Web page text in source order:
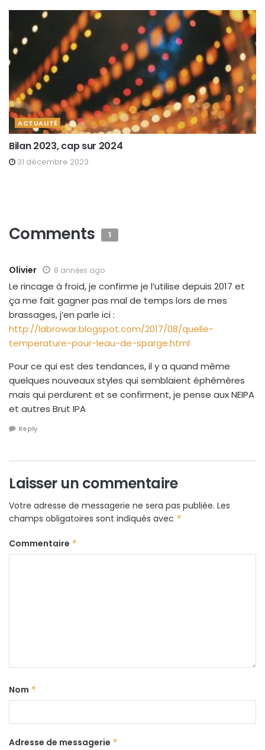
ACTUALITÉ
Bilan 2023, cap sur 2024
31 décembre 2023
Comments 1
Olivier 8 années ago
Le rincage à froid, je confirme je l’utilise depuis 2017 et
ça me fait gagner pas mal de temps lors de mes
brassages, j’en parle ici :
http://labrowar.blogspot.com/2017/08/quelle-
temperature-pour-leau-de-sparge.html
Pour ce qui est des tendances, il y a quand même
quelques nouveaux styles qui semblaient éphémères
mais qui perdurent et se confirment, je pense aux NEIPA
et autres Brut IPA
Reply
Laisser un commentaire
Votre adresse de messagerie ne sera pas publiée. Les
champs obligatoires sont indiqués avec *
Commentaire *
Nom *
Adresse de messagerie *